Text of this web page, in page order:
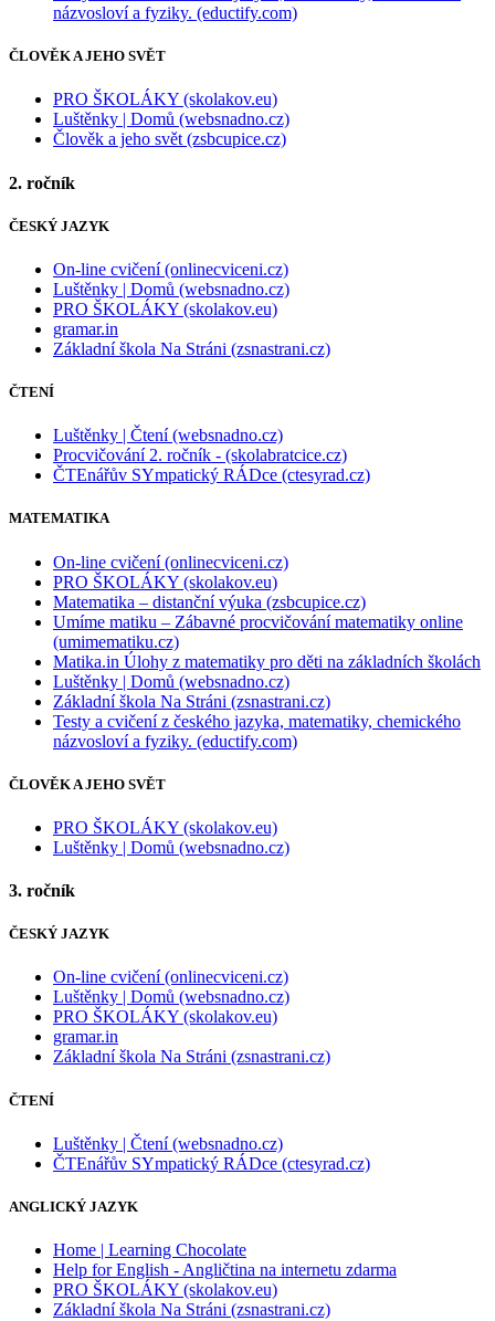
názvosloví a fyziky. (eductify.com)
ČLOVĚK A JEHO SVĚT
PRO ŠKOLÁKY (skolakov.eu)
Luštěnky | Domů (websnadno.cz)
Člověk a jeho svět (zsbcupice.cz)
2. ročník
ČESKÝ JAZYK
On-line cvičení (onlinecviceni.cz)
Luštěnky | Domů (websnadno.cz)
PRO ŠKOLÁKY (skolakov.eu)
gramar.in
Základní škola Na Stráni (zsnastrani.cz)
ČTENÍ
Luštěnky | Čtení (websnadno.cz)
Procvičování 2. ročník - (skolabratcice.cz)
ČTEnářův SYmpatický RÁDce (ctesyrad.cz)
MATEMATIKA
On-line cvičení (onlinecviceni.cz)
PRO ŠKOLÁKY (skolakov.eu)
Matematika – distanční výuka (zsbcupice.cz)
Umíme matiku – Zábavné procvičování matematiky online
(umimematiku.cz)
Matika.in Úlohy z matematiky pro děti na základních školách
Luštěnky | Domů (websnadno.cz)
Základní škola Na Stráni (zsnastrani.cz)
Testy a cvičení z českého jazyka, matematiky, chemického
názvosloví a fyziky. (eductify.com)
ČLOVĚK A JEHO SVĚT
PRO ŠKOLÁKY (skolakov.eu)
Luštěnky | Domů (websnadno.cz)
3. ročník
ČESKÝ JAZYK
On-line cvičení (onlinecviceni.cz)
Luštěnky | Domů (websnadno.cz)
PRO ŠKOLÁKY (skolakov.eu)
gramar.in
Základní škola Na Stráni (zsnastrani.cz)
ČTENÍ
Luštěnky | Čtení (websnadno.cz)
ČTEnářův SYmpatický RÁDce (ctesyrad.cz)
ANGLICKÝ JAZYK
Home | Learning Chocolate
Help for English - Angličtina na internetu zdarma
PRO ŠKOLÁKY (skolakov.eu)
Základní škola Na Stráni (zsnastrani.cz)